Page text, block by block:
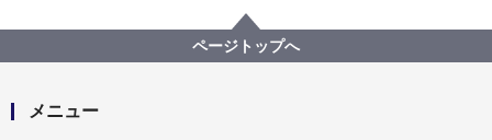
【契約結果掲載】【公募型プロポーザル】横浜市ひと
り親家庭思春期・接続期支援事業（子への学習支援）
ページトップへ
メニュー